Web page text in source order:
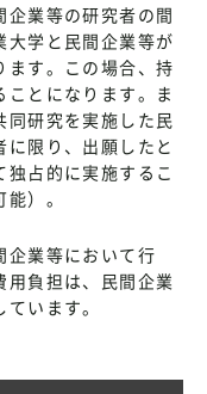
業等の研究者の間
大学と民間企業等が
ます。この場合、持
とになります。ま
同研究を実施した民
限り、出願したと
占的に実施するこ
）。
企業等において行
用負担は、民間企業
います。